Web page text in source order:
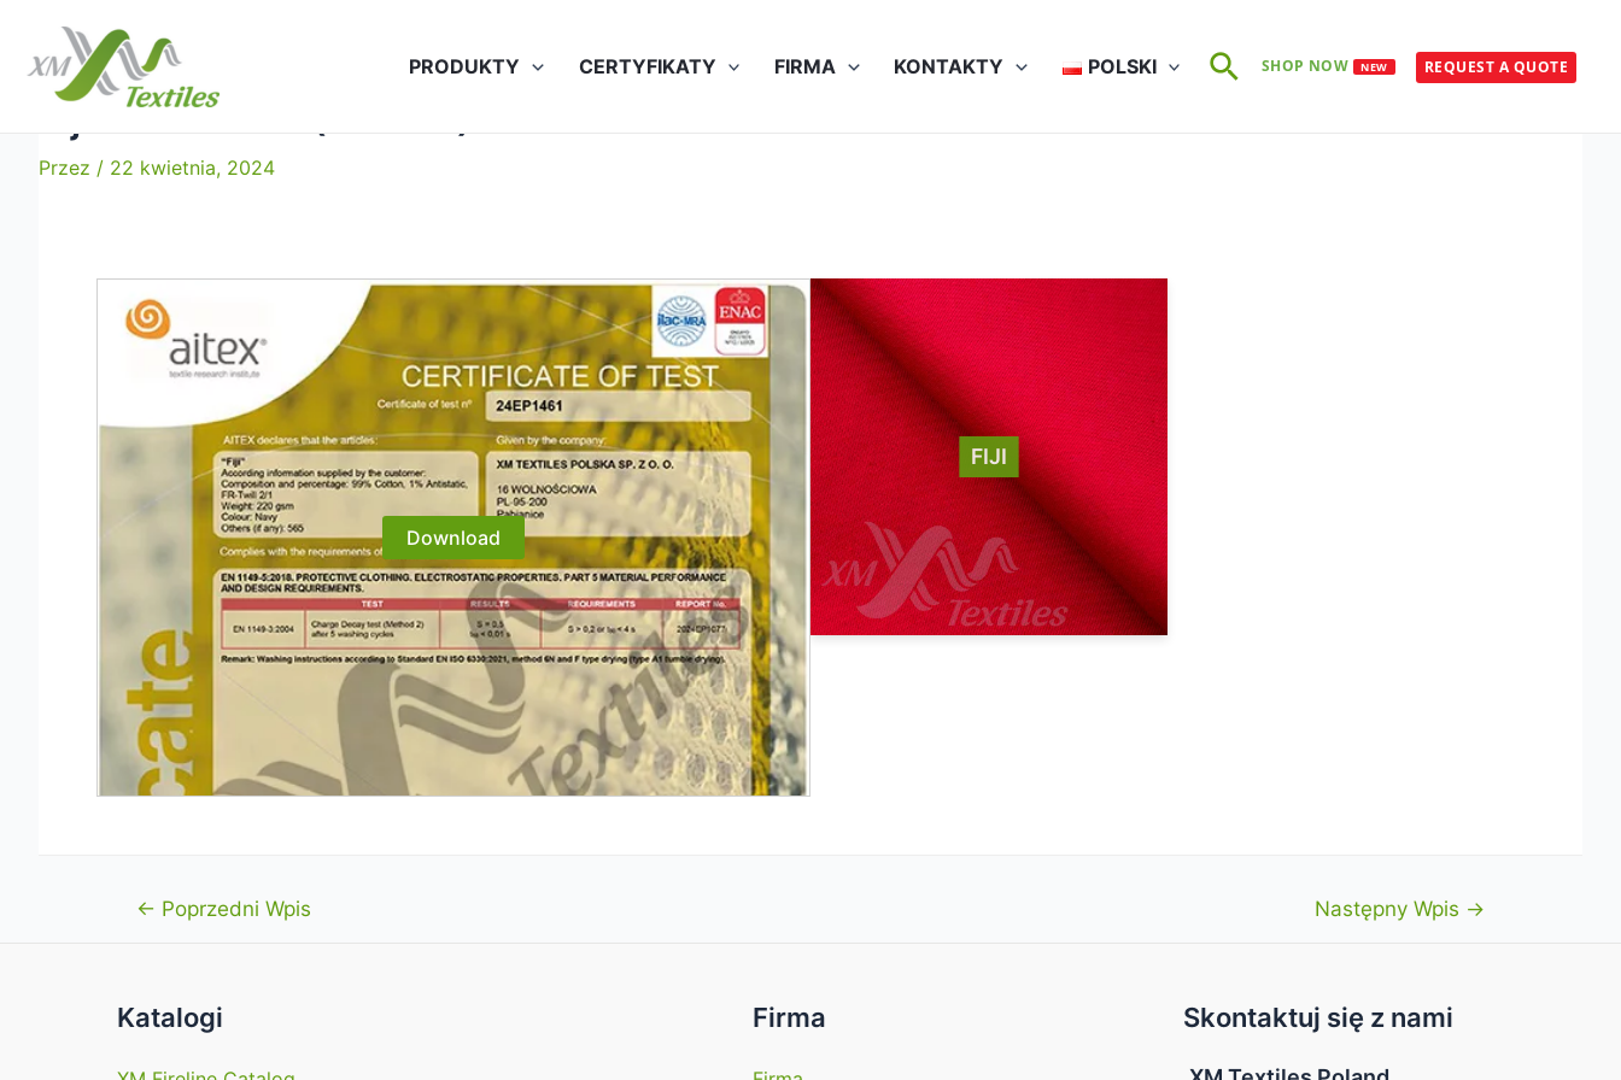
treści
PRODUKTY CERTYFIKATY FIRMA KONTAKTY POLSKI SzukajSHOP NOW NEW REQUEST A QUOTE
Fiji: EN 1149-5 (5x60C)
Przez / 22 kwietnia, 2024
Download
FIJI
Nawigacja
← Poprzedni Wpis Następny Wpis →
Katalogi Firma Skontaktuj się z nami